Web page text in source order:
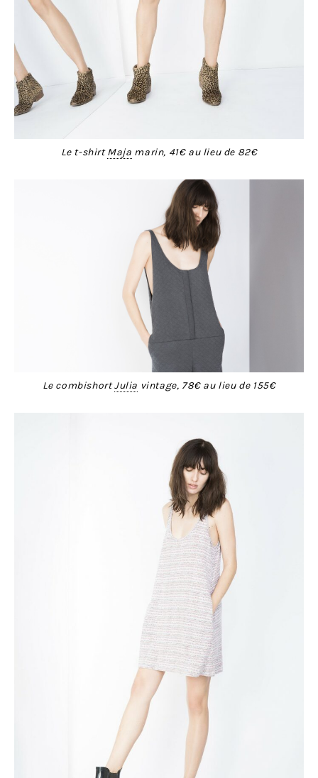
Le t-shirtMaja marin, 41€ au lieu de 82€
Le combishortJulia vintage, 78€ au lieu de 155€